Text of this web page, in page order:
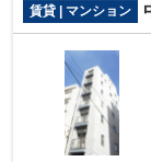
賃貸 | マンション